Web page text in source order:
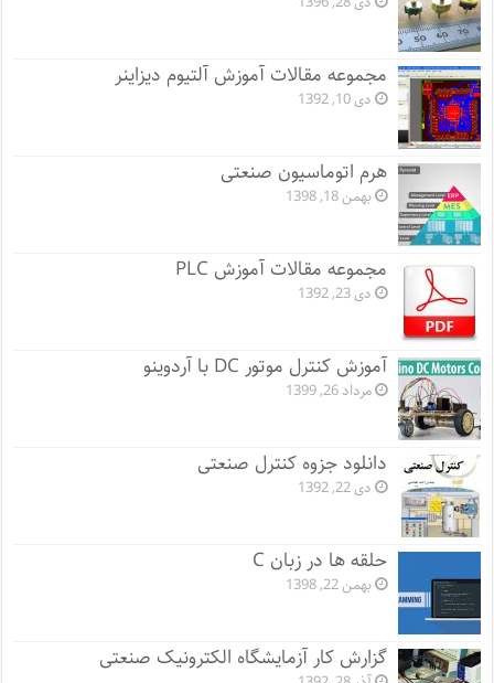
مجموعه مقالات آموزش آلتیوم دیزاینر
دی 10, 1392
هرم اتوماسیون صنعتی
بهمن 18, 1398
مجموعه مقالات آموزش PLC
دی 23, 1392
آموزش کنترل موتور DC با آردوینو
مرداد 26, 1399
دانلود جزوه کنترل صنعتی
دی 22, 1392
حلقه ها در زبان C
بهمن 22, 1398
گزارش کار آزمایشگاه الکترونیک صنعتی